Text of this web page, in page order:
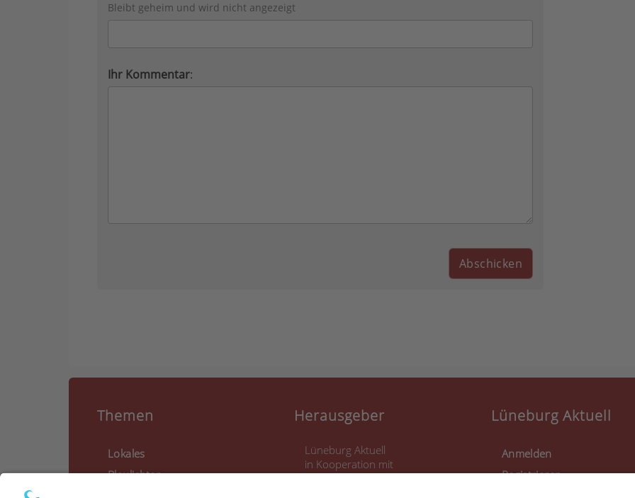
Bleibt geheim und wird nicht angezeigt
Ihr Kommentar:
Themen
Lokales
Blaulichter
Herausgeber
Lüneburg Aktuell
in Kooperation mit
Lüneburg Aktuell
Anmelden
Registrieren